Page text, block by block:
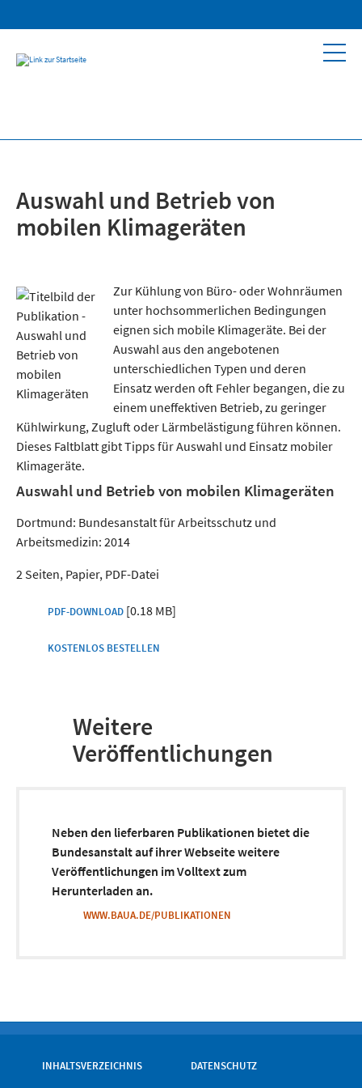
Auswahl und Betrieb von
mobilen Klimageräten
Zur Kühlung von Büro- oder Wohnräumen
unter hochsommerlichen Bedingungen
eignen sich mobile Klimageräte. Bei der
Auswahl aus den angebotenen
unterschiedlichen Typen und deren
Einsatz werden oft Fehler begangen, die zu
einem uneffektiven Betrieb, zu geringer
Kühlwirkung, Zugluft oder Lärmbelästigung führen können.
Dieses Faltblatt gibt Tipps für Auswahl und Einsatz mobiler
Klimageräte.
Auswahl und Betrieb von mobilen Klimageräten
Dortmund: Bundesanstalt für Arbeitsschutz und
Arbeitsmedizin: 2014
2 Seiten, Papier, PDF-Datei
PDF-DOWNLOAD [0.18 MB]
KOSTENLOS BESTELLEN
Weitere
Veröffentlichungen
Neben den lieferbaren Publikationen bietet die
Bundesanstalt auf ihrer Webseite weitere
Veröffentlichungen im Volltext zum
Herunterladen an.
WWW.BAUA.DE/PUBLIKATIONEN
INHALTSVERZEICHNIS DATENSCHUTZ